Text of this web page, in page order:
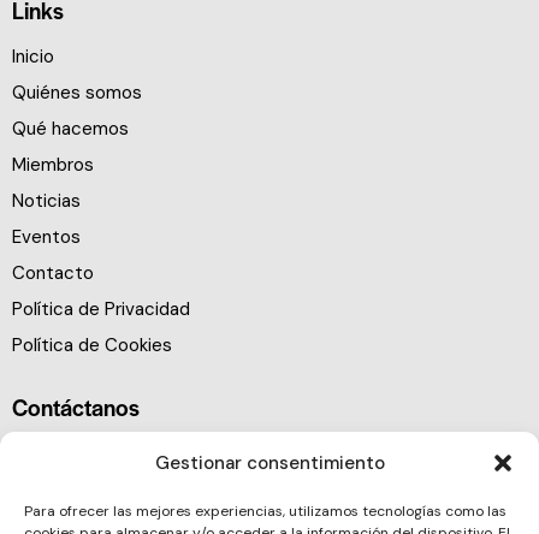
Gestionar consentimiento
Para ofrecer las mejores experiencias, utilizamos tecnologías como las
Links
Inicio
Quiénes somos
Qué hacemos
Miembros
Noticias
Eventos
Contacto
Política de Privacidad
Política de Cookies
Contáctanos